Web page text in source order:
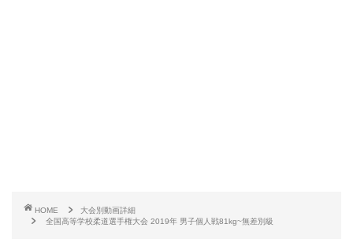
HOME
大会別動画詳細
全国高等学校柔道選手権大会 2019年 男子個人戦81kg~無差別級